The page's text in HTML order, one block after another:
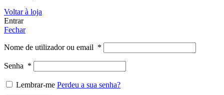
Voltar à loja
Entrar
Fechar
Nome de utilizador ou email *
Senha *
Lembrar-me Perdeu a sua senha?